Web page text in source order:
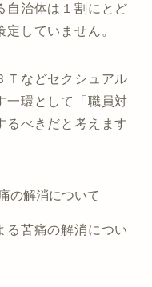
自治体は１割にとど
していません。
Ｔなどセクシュアル
一環として「職員対
るべきだと考えます
の解消について
る苦痛の解消につい